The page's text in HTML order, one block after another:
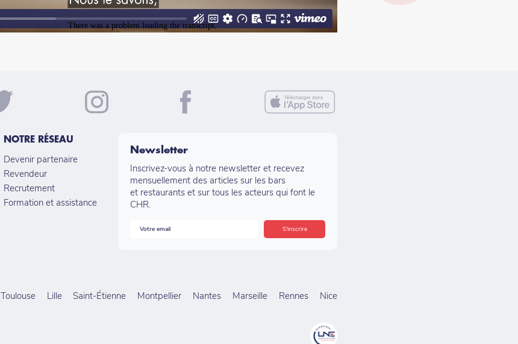
NOTRE RÉSEAU
Devenir partenaire
Revendeur
Recrutement
Formation et assistance
Newsletter
Inscrivez-vous à notre newsletter et recevez
mensuellement des articles sur les bars
et restaurants et sur tous les acteurs qui font le
CHR.
Toulouse Lille Saint-Étienne Montpellier Nantes Marseille Rennes Nice